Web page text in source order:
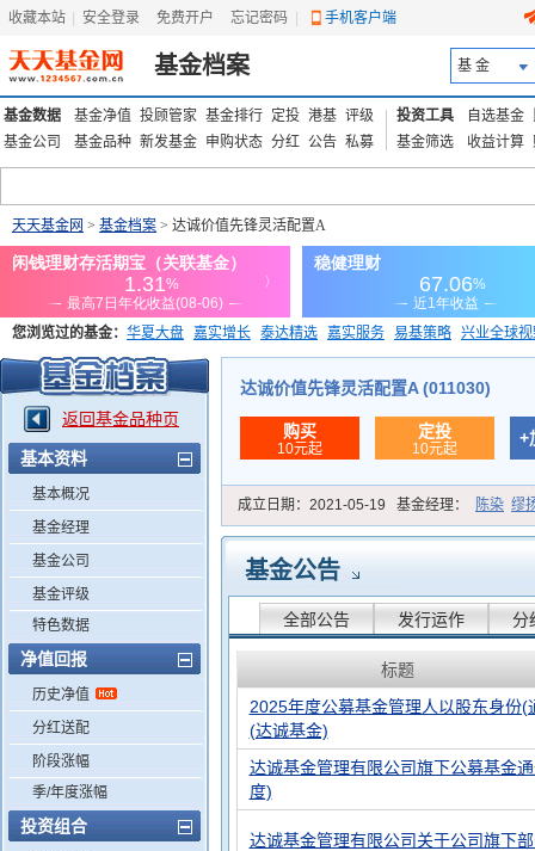
收藏本站 安全登录 免费开户 忘记密码 手机客户端
基金档案 基 金
基金数据 基金净值 投顾管家 基金排行 定投 港基 评级
基金公司
基金品种 新发基金 申购状态 分红 公告 私募
投资工具 自选基金
基金筛选
收益计算
天天基金网 > 基金档案 > 达诚价值先锋灵活配置A
您浏览过的基金： 华夏大盘 嘉实增长 泰达精选 嘉实服务 易基策略 兴业全球
添富优势 华安宏利 上证180价值ETF
返回基金品种页
基本资料
基本概况
基金经理
基金公司
基金评级
特色数据
净值回报
历史净值
分红送配
阶段涨幅
季/年度涨幅
投资组合
达诚价值先锋灵活配置A (011030)
购买
10元起
定投
10元起
+
成立日期： 2021-05-19 基金经理： 陈染 缪
基金公告
全部公告 发行运作 分
标题
2025年度公募基金管理人以股东身份
(达诚基金)
达诚基金管理有限公司旗下公募基金
度)
达诚基金管理有限公司关于公司旗下